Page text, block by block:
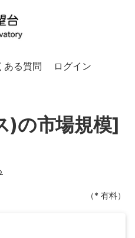
ある質問
ログイン
)の市場規模]
（* 有料）